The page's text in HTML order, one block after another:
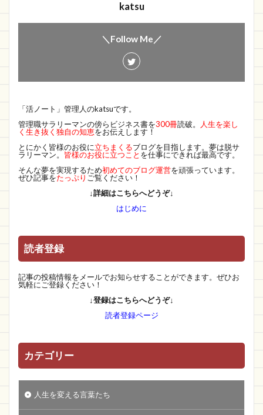
katsu
＼Follow Me／
「活ノート」管理人のkatsuです。
管理職サラリーマンの傍らビジネス書を300冊読破。
人生を楽し
く生き抜く独自の知恵をお伝えします！
とにかく皆様のお役に立ちまくるブログを目指します。夢は脱サ
ラリーマン。 皆様のお役に立つこと を仕事にできれば最高です。
そんな夢を実現するため初めてのブログ運営を頑張っています。
ぜひ記事をたっぷり ご覧ください！
↓詳細はこちらへどうぞ↓
はじめに
読者登録
記事の投稿情報をメールでお知らせすることができます。ぜひお
気軽にご登録ください！
↓登録はこちらへどうぞ↓
読者登録ページ
カテゴリー
人生を変える言葉たち